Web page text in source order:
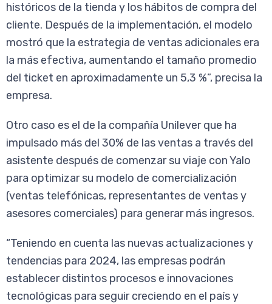
históricos de la tienda y los hábitos de compra del
cliente. Después de la implementación, el modelo
mostró que la estrategia de ventas adicionales era
la más efectiva, aumentando el tamaño promedio
del ticket en aproximadamente un 5,3 %”, precisa la
empresa.
Otro caso es el de la compañía Unilever que ha
impulsado más del 30% de las ventas a través del
asistente después de comenzar su viaje con Yalo
para optimizar su modelo de comercialización
(ventas telefónicas, representantes de ventas y
asesores comerciales) para generar más ingresos.
“Teniendo en cuenta las nuevas actualizaciones y
tendencias para 2024, las empresas podrán
establecer distintos procesos e innovaciones
tecnológicas para seguir creciendo en el país y